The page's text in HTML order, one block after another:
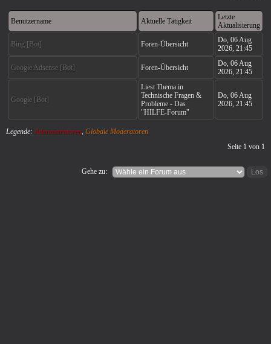
Benutzername Aktuelle Tätigkeit
Letzte
Aktualisierung
Bing [Bot] Foren-Übersicht
Do, 06 Aug
2026, 21:45
Google Adsense [Bot] Foren-Übersicht
Do, 06 Aug
2026, 21:45
Google [Bot]
Liest Thema in
Technische Fragen &
Probleme - Das
"HILFE-Forum"
Do, 06 Aug
2026, 21:45
Legende:Administratoren, Globale Moderatoren
Seite 1 von 1
Gehe zu: